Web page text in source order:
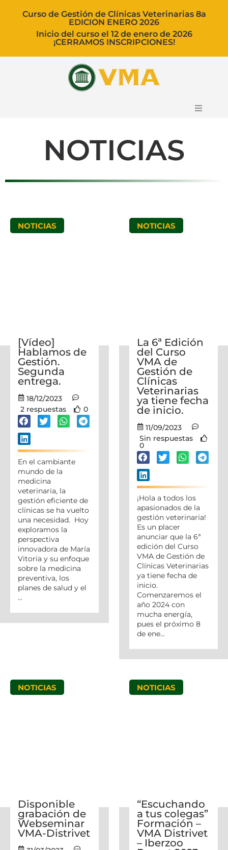
Curso de Gestión de Clínicas Veterinarias 8a
EDICION ENERO 2026
Inicio del curso el 12 de enero de 2026
¡CERRAMOS INSCRIPCIONES!
Ponentes
Carrito
NOTICIAS
NOTICIAS
[Vídeo]
Hablamos de
Gestión.
Segunda
entrega.
18/12/2023
2 respuestas
0
En el cambiante
mundo de la
medicina
veterinaria, la
gestión eficiente de
clínicas se ha vuelto
una necesidad. Hoy
exploramos la
perspectiva
innovadora de María
Vitoria y su enfoque
sobre la medicina
preventiva, los
planes de salud y el
...
NOTICIAS
La 6ª Edición
del Curso
VMA de
Gestión de
Clínicas
Veterinarias
ya tiene fecha
de inicio.
11/09/2023
Sin respuestas
0
¡Hola a todos los
apasionados de la
gestión veterinaria!
Es un placer
anunciar que la 6ª
edición del Curso
VMA de Gestión de
Clínicas Veterinarias
ya tiene fecha de
inicio.
Comenzaremos el
año 2024 con
mucha energía,
pues el próximo 8
de ene...
NOTICIAS
Disponible
grabación de
Webseminar
VMA-Distrivet
NOTICIAS
“Escuchando
a tus colegas”
Formación –
VMA Distrivet
– Iberzoo